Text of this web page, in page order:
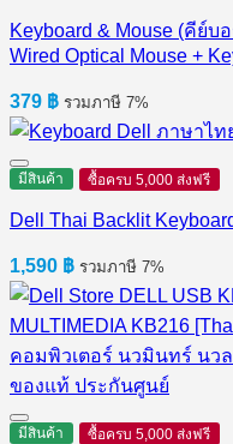
Keyboard & Mouse (คีย์บ
Wired Optical Mouse +
379 ฿ รวมภาษี 7%
มีสินค้า ซื้อครบ 5,000 ส่งฟรี
Dell Thai Backlit
1,590 ฿ รวมภาษี 7%
มีสินค้า ซื้อครบ 5,000 ส่งฟรี